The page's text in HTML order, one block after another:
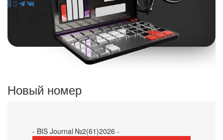
Новый номер
- BIS Journal №2(61)2026 -